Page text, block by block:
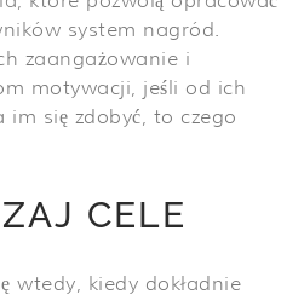
system nagród.
zaangażowanie i
motywacji, jeśli od ich
im się zdobyć, to czego
CELE
wtedy, kiedy dokładnie